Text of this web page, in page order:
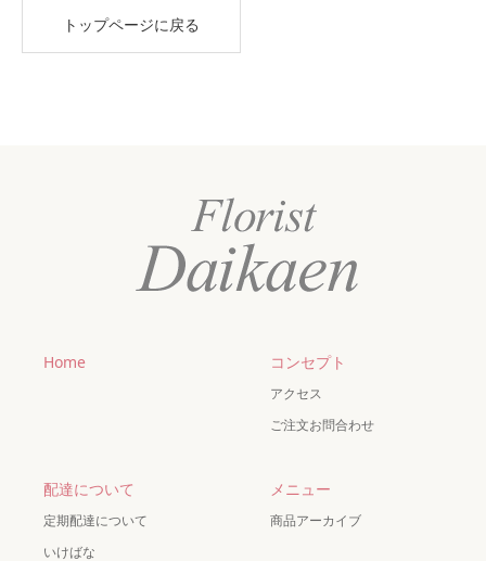
トップページに戻る
Home コンセプト
アクセス
ご注文お問合わせ
配達について
定期配達について
いけばな
メニュー
商品アーカイブ